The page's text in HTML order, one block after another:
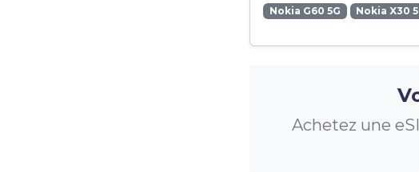
Nokia G60 5G Nokia X30
Achetez une